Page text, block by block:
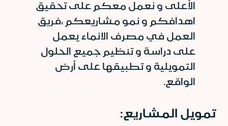
الأعلى و نعمل معكم على تحقيق
اهدافكم و نمو مشاريعكم ،فريق
العمل في مصرف الانماء يعمل
على دراسة و تنظيم جميع الحلول
التمويلية و تطبيقها على أرض
الواقع.
تمويل المشاريع: